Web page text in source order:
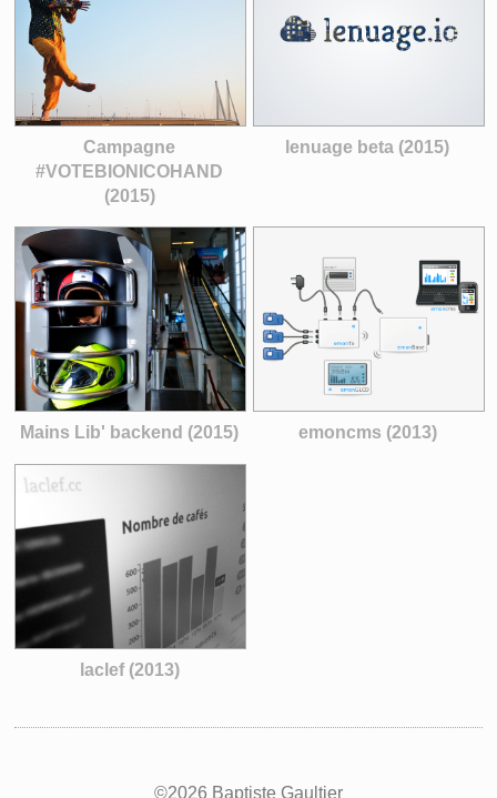
Campagne
#VOTEBIONICOHAND
(2015)
lenuage beta (2015)
Mains Lib' backend (2015) emoncms (2013)
laclef (2013)
©2026 Baptiste Gaultier